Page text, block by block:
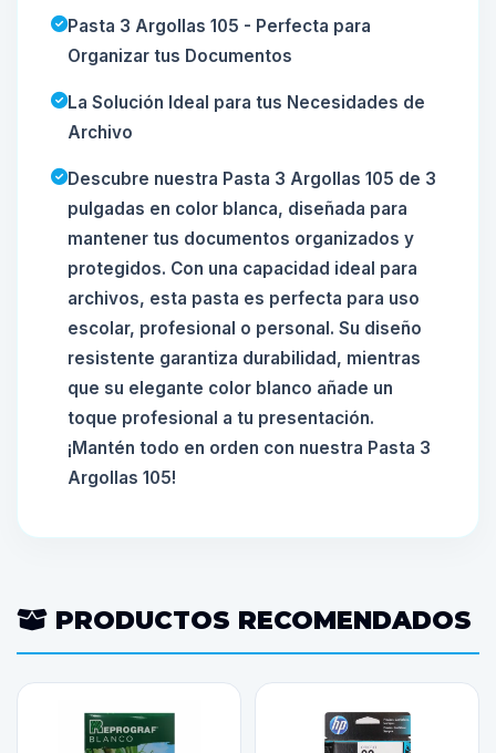
Pasta 3 Argollas 105 - Perfecta para
Organizar tus Documentos
La Solución Ideal para tus Necesidades de
Archivo
Descubre nuestra Pasta 3 Argollas 105 de 3
pulgadas en color blanca, diseñada para
mantener tus documentos organizados y
protegidos. Con una capacidad ideal para
archivos, esta pasta es perfecta para uso
escolar, profesional o personal. Su diseño
resistente garantiza durabilidad, mientras
que su elegante color blanco añade un
toque profesional a tu presentación.
¡Mantén todo en orden con nuestra Pasta 3
Argollas 105!
PRODUCTOS RECOMENDADOS